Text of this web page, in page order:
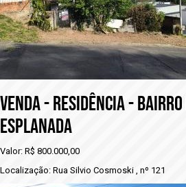
vENDA - RESIDÊNCIA -
ESPLANADA
Valor: R$ 800.000,00
Localização: Rua Silvio Cosmoski , nº 121